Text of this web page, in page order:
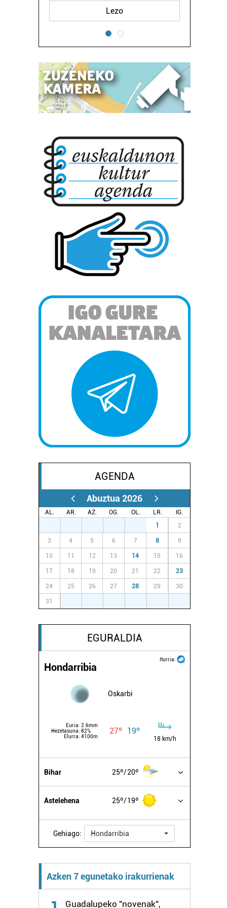
Errenteria-Orereta
AGENDA
Abuztua 2026
AL. AR. AZ. OG. OL. LR.
IG.
1 2
3 4 5 6 7 8 9
10 11 12 13 14 15 16
17 18 19 20 21 22 23
24 25 26 27 28 29 30
31
EGURALDIA
Iturria:
Hondarribia
Oskarbi
Euria: 2.6mm
Hezetasuna: 82%
Elurra: 4100m
27º 19º
18 km/h
Bihar 25º 20º
Astelehena 25º 19º
Gehiago: Hondarribia
Azken 7 egunetako irakurrienak
Guadalupeko "novenak",